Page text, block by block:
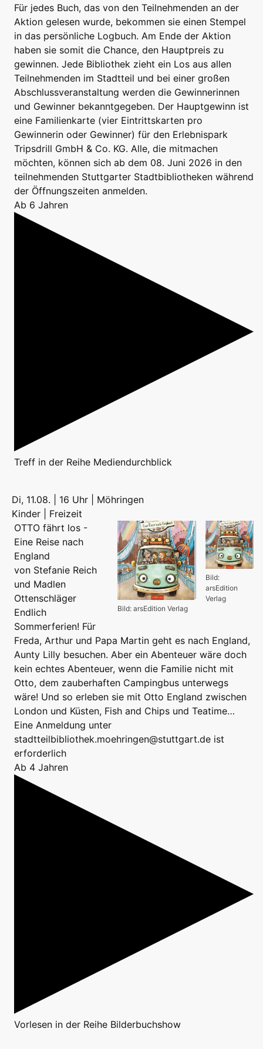
Für jedes Buch, das von den Teilnehmenden an der
Aktion gelesen wurde, bekommen sie einen Stempel
in das persönliche Logbuch. Am Ende der Aktion
haben sie somit die Chance, den Hauptpreis zu
gewinnen. Jede Bibliothek zieht ein Los aus allen
Teilnehmenden im Stadtteil und bei einer großen
Abschlussveranstaltung werden die Gewinnerinnen
und Gewinner bekanntgegeben. Der Hauptgewinn ist
eine Familienkarte (vier Eintrittskarten pro
Gewinnerin oder Gewinner) für den Erlebnispark
Tripsdrill GmbH & Co. KG. Alle, die mitmachen
möchten, können sich ab dem 08. Juni 2026 in den
teilnehmenden Stuttgarter Stadtbibliotheken während
der Öffnungszeiten anmelden.
Ab 6 Jahren
Treff in der Reihe Mediendurchblick
Di, 11.08. | 16 Uhr | Möhringen
Kinder | Freizeit
Bild:
arsEdition
Verlag
Bild: arsEdition Verlag
OTTO fährt los -
Eine Reise nach
England
von Stefanie Reich
und Madlen
Ottenschläger
Endlich
Sommerferien! Für
Freda, Arthur und Papa Martin geht es nach England,
Aunty Lilly besuchen. Aber ein Abenteuer wäre doch
kein echtes Abenteuer, wenn die Familie nicht mit
Otto, dem zauberhaften Campingbus unterwegs
wäre! Und so erleben sie mit Otto England zwischen
London und Küsten, Fish and Chips und Teatime…
Eine Anmeldung unter
stadtteilbibliothek.moehringen@stuttgart.de ist
erforderlich
Ab 4 Jahren
Vorlesen in der Reihe Bilderbuchshow